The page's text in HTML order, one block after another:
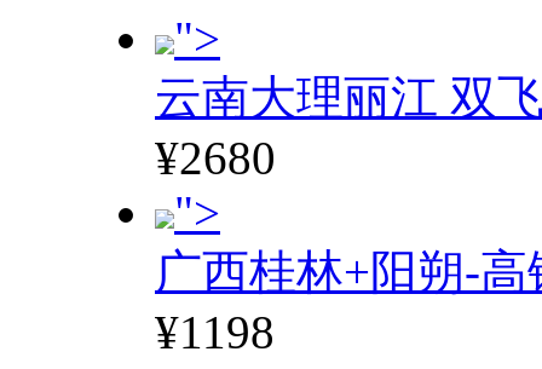
">
云南大理丽江 双
¥2680
">
广西桂林+阳朔-高
¥1198